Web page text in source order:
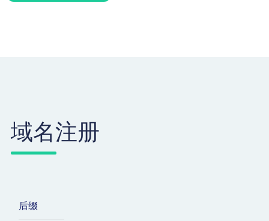
域名注册
后缀